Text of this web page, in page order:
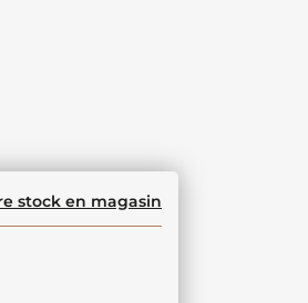
stock en magasin